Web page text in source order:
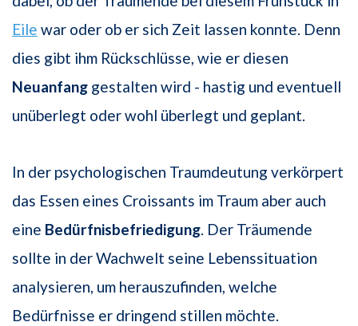
Eile war oder ob er sich Zeit lassen konnte. Denn
dies gibt ihm Rückschlüsse, wie er diesen
Neuanfang gestalten wird - hastig und eventuell
unüberlegt oder wohl überlegt und geplant.
In der psychologischen Traumdeutung verkörpert
das Essen eines Croissants im Traum aber auch
eine Bedürfnisbefriedigung. Der Träumende
sollte in der Wachwelt seine Lebenssituation
analysieren, um herauszufinden, welche
Bedürfnisse er dringend stillen möchte.